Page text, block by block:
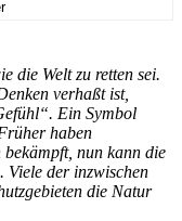
die Welt zu retten sei.
verhaßt ist,
Ein Symbol
haben
bekämpft, nun kann die
Viele der inzwischen
die Natur